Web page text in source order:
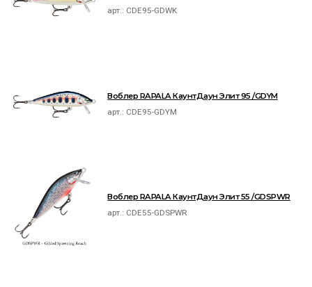
арт.: CDE95-GDWK
Воблер RAPALA КаунтДаун Элит 95 /GDYM
арт.: CDE95-GDYM
Воблер RAPALA КаунтДаун Элит 55 /GDSPWR
арт.: CDE55-GDSPWR